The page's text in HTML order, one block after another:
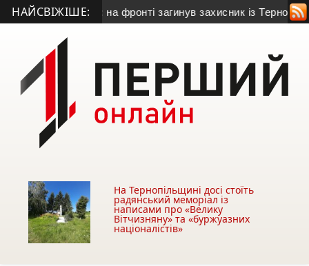
НАЙСВІЖІШЕ:
для сина: на фронті загинув захисник із Тернополя • У
На Тернопільщині досі стоїть
радянський меморіал із
написами про «Велику
Вітчизняну» та «буржуазних
націоналістів»